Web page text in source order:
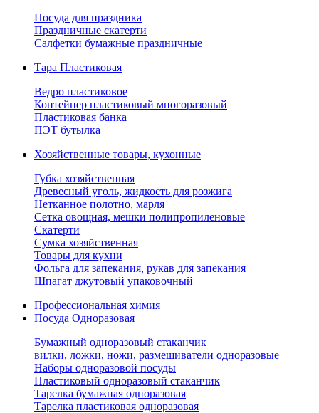
Посуда для праздника
Праздничные скатерти
Салфетки бумажные праздничные
Тара Пластиковая
Ведро пластиковое
Контейнер пластиковый многоразовый
Пластиковая банка
ПЭТ бутылка
Хозяйственные товары, кухонные
Губка хозяйственная
Древесный уголь, жидкость для розжига
Нетканное полотно, марля
Сетка овощная, мешки полипропиленовые
Скатерти
Сумка хозяйственная
Товары для кухни
Фольга для запекания, рукав для запекания
Шпагат джутовый упаковочный
Профессиональная химия
Посуда Одноразовая
Бумажный одноразовый стаканчик
вилки, ложки, ножи, размешиватели одноразовые
Наборы одноразовой посуды
Пластиковый одноразовый стаканчик
Тарелка бумажная одноразовая
Тарелка пластиковая одноразовая